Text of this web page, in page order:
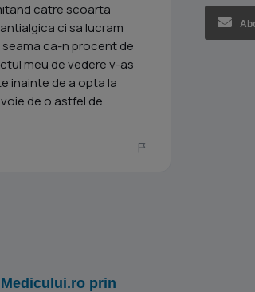
catre scoarta
ci sa lucram
ca-n procent de
meu de vedere v-as
inainte de a opta la
de o astfel de
prin